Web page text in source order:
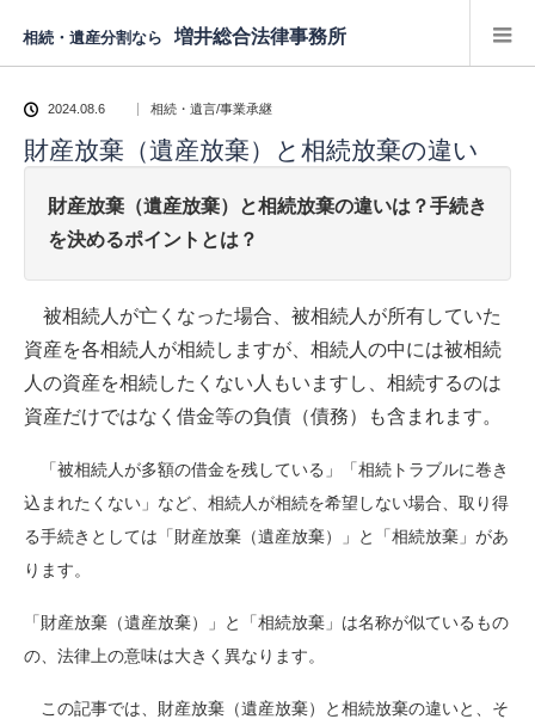
相続・遺産分割なら 増井総合法律事務所
2024.08.6 相続・遺言/事業承継
財産放棄（遺産放棄）と相続放棄の違い
財産放棄（遺産放棄）と相続放棄の違いは？手続き
を決めるポイントとは？
被相続人が亡くなった場合、被相続人が所有していた
資産を各相続人が相続しますが、相続人の中には被相続
人の資産を相続したくない人もいますし、相続するのは
資産だけではなく借金等の負債（債務）も含まれます。
「被相続人が多額の借金を残している」「相続トラブルに巻き
込まれたくない」など、 相続人が相続を希望しない場合、取り得
る手続きとしては「財産放棄（遺産放棄）」と「相続放棄」があ
ります。
「財産放棄（遺産放棄）」と「相続放棄」は名称が似ているもの
の、法律上の意味は大きく異なります。
この記事では、財産放棄（遺産放棄）と相続放棄の違いと、そ